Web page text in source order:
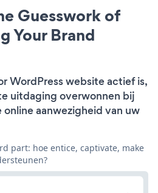
Guesswork of
Your Brand
WordPress website actief is,
uitdaging overwonnen bij
aanwezigheid van uw
part: hoe entice, captivate, make